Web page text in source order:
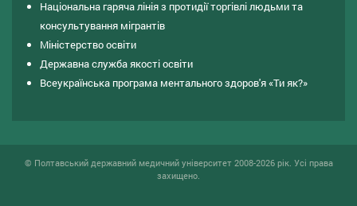
Національна гаряча лінія з протидії торгівлі людьми та
консультування мiгрантiв
Міністерство освіти
Державна служба якості освіти
Всеукраїнська програма ментального здоров'я «Ти як?»
© Полтавський державний медичний університет 2008-2026 рік. Усі права
захищено.